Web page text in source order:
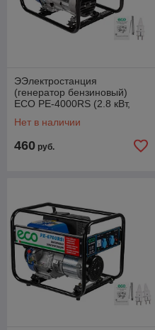
ЭЭлектростанция
(генератор бензиновый)
ECO PE-4000RS (2.8 кВт,
Нет в наличии
460 руб.